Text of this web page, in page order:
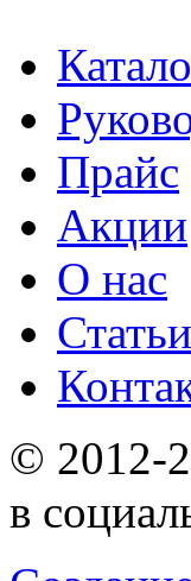
Прайс
Акции
О нас
Статьи
©
в